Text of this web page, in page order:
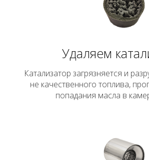
Удаляем
Катализатор загрязняется и
не качественного топлива,
попадания масла в